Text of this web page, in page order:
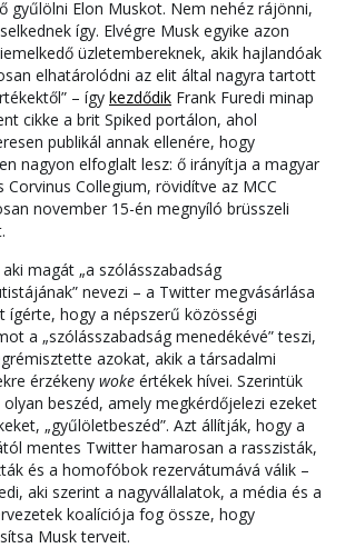
gyűlölni Elon Muskot. Nem nehéz rájönni,
így. Elvégre Musk egyike azon
üzletembereknek, akik hajlandóak
elhatárolódni az elit által nagyra tartott
– így kezdődik Frank Furedi minap
cikke a brit Spiked portálon, ahol
publikál annak ellenére, hogy
nagyon elfoglalt lesz: ő irányítja a magyar
Corvinus Collegium, rövidítve az MCC
november 15-én megnyíló brüsszeli
magát „a szólásszabadság
nevezi – a Twitter megvásárlása
ígérte, hogy a népszerű közösségi
a „szólásszabadság menedékévé” teszi,
azokat, akik a társadalmi
érzékeny woke értékek hívei. Szerintük
beszéd, amely megkérdőjelezi ezeket
„gyűlöletbeszéd”. Azt állítják, hogy a
mentes Twitter hamarosan a rasszisták,
és a homofóbok rezervátumává válik –
aki szerint a nagyvállalatok, a média és a
koalíciója fog össze, hogy
Musk terveit.